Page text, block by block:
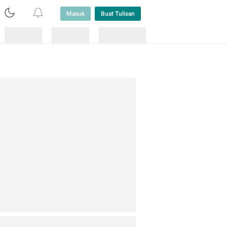
Masuk Buat Tulisan